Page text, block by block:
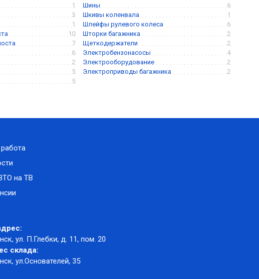
1
3
1
10
7
6
2
5
5
Шины
6
Шкивы коленвала
1
Шлейфы рулевого колеса
6
Шторки багажника
2
Щеткодержатели
2
Электробензонасосы
4
Электрооборудование
2
Электроприводы багажника
2
на ТВ
ул. П.Глебки, д. 11, пом. 20
склада:
ул.Основателей, 35